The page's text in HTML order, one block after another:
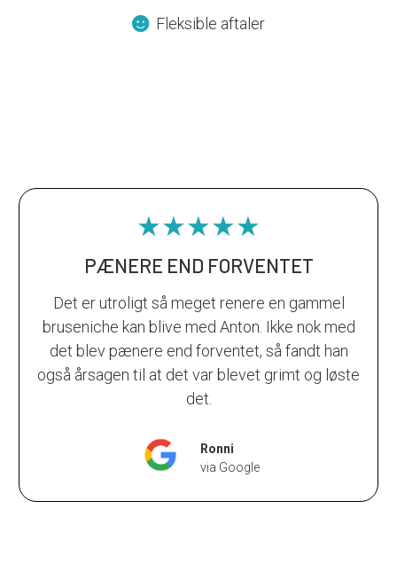
Fleksible aftaler
★★★★★
PÆNERE END FORVENTET
Det er utroligt så meget renere en gammel
bruseniche kan blive med Anton. Ikke nok med
det blev pænere end forventet, så fandt han
også årsagen til at det var blevet grimt og løste
det.
Ronni
via Google